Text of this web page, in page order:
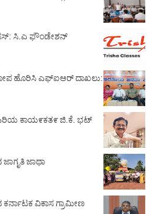
ಸಿ.ಎ ಫೌಂಡೇಶನ್
ಹೊರಿಸಿ ಎಫ್‌ಐಆರ್ ದಾಖಲು:
ಹಿರಿಯ ಕಾಯ೯ಕತ೯ ಜಿ.ಕೆ. ಭಟ್
ಜಾಥಾ
ವಿಕಾಸ ಗ್ರಾಮೀಣ